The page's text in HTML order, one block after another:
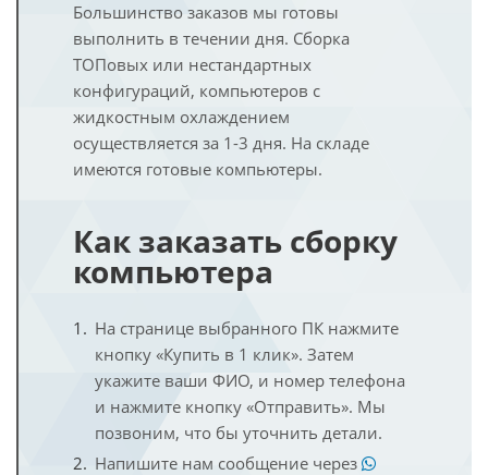
Большинство заказов мы готовы
выполнить в течении дня. Сборка
ТОПовых или нестандартных
конфигураций, компьютеров с
жидкостным охлаждением
осуществляется за 1-3 дня. На складе
имеются готовые компьютеры.
Как заказать сборку
компьютера
На странице выбранного ПК нажмите
кнопку «Купить в 1 клик». Затем
укажите ваши ФИО, и номер телефона
и нажмите кнопку «Отправить». Мы
позвоним, что бы уточнить детали.
Напишите нам сообщение через